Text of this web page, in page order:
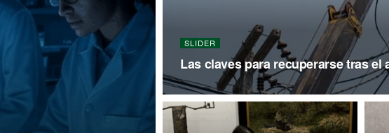
SLIDER
Las claves para recuperarse tras el